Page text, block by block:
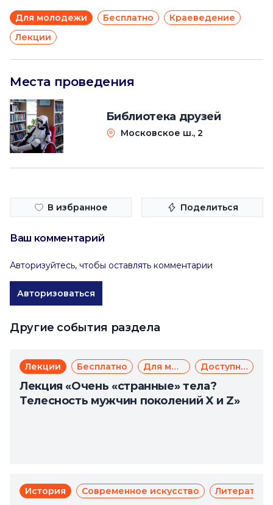
Для молодежи Бесплатно
Краеведение
Лекции
Места проведения
Библиотека друзей
Московское ш., 2
В избранное Поделиться
Ваш комментарий
Авторизуйтесь, чтобы оставлять комментарии
Авторизоваться
Другие события раздела
Лекции Бесплатно Для молодежи Доступная среда
Лекция «Очень «странные» тела?
Телесность мужчин поколений X и Z»
История Современное искусство Литература